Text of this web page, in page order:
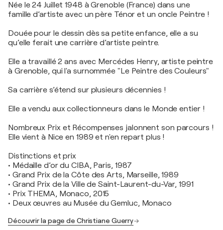
Née le 24 Juillet 1948 à Grenoble (France) dans une
famille d’artiste avec un père Ténor et un oncle Peintre !
Douée pour le dessin dès sa petite enfance, elle a su
qu’elle ferait une carrière d’artiste peintre.
Elle a travaillé 2 ans avec Mercédes Henry, artiste peintre
à Grenoble, qui l'a surnommée "Le Peintre des Couleurs"
Sa carrière s’étend sur plusieurs décennies !
Elle a vendu aux collectionneurs dans le Monde entier !
Nombreux Prix et Récompenses jalonnent son parcours !
Elle vient à Nice en 1989 et n'en repart plus !
Distinctions et prix
• Médaille d’or du CIBA, Paris, 1987
• Grand Prix de la Côte des Arts, Marseille, 1989
• Grand Prix de la Ville de Saint-Laurent-du-Var, 1991
• Prix THEMA, Monaco, 2015
• Deux œuvres au Musée du Gemluc, Monaco
Découvrir la page de Christiane Guerry